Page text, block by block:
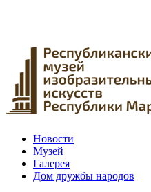
Новости
Музей
Галерея
Дом дружбы народов